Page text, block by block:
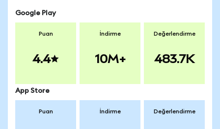
Google Play
Puan
4.4
İndirme
10M+
Değerlendirme
483.7K
App Store
Puan İndirme Değerlendirme